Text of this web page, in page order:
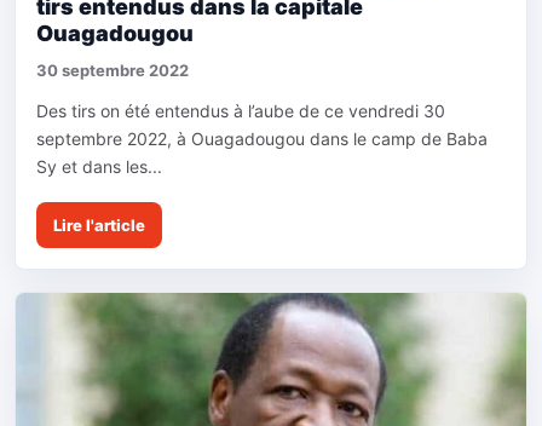
tirs entendus dans la capitale
Ouagadougou
30 septembre 2022
Des tirs on été entendus à l’aube de ce vendredi 30
septembre 2022, à Ouagadougou dans le camp de Baba
Sy et dans les...
Lire l'article